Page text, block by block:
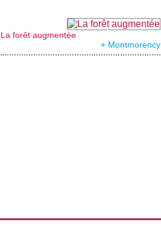
La forêt augmentée
⌖ Montmorency